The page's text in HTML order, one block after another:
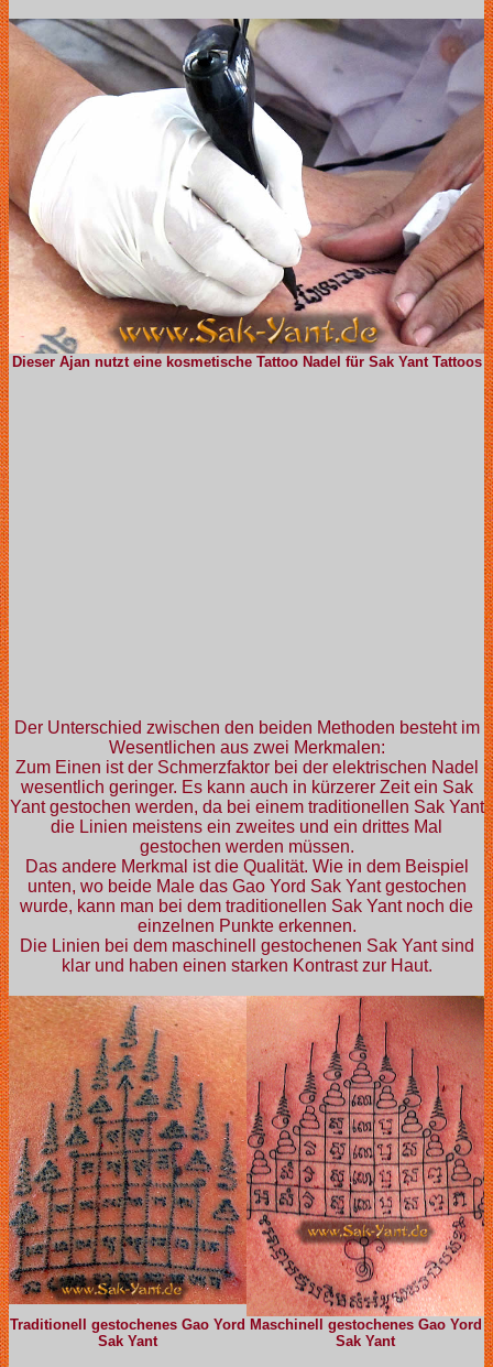
Dieser Ajan nutzt eine kosmetische Tattoo Nadel für Sak Yant Tattoos
Der Unterschied zwischen den beiden Methoden besteht im
Wesentlichen aus zwei Merkmalen:
Zum Einen ist der Schmerzfaktor bei der elektrischen Nadel
wesentlich geringer. Es kann auch in kürzerer Zeit ein Sak
Yant gestochen werden, da bei einem traditionellen Sak Yant
die Linien meistens ein zweites und ein drittes Mal
gestochen werden müssen.
Das andere Merkmal ist die Qualität. Wie in dem Beispiel
unten, wo beide Male das Gao Yord Sak Yant gestochen
wurde, kann man bei dem traditionellen Sak Yant noch die
einzelnen Punkte erkennen.
Die Linien bei dem maschinell gestochenen Sak Yant sind
klar und haben einen starken Kontrast zur Haut.
Traditionell gestochenes Gao Yord
Sak Yant
Maschinell gestochenes Gao Yord
Sak Yant